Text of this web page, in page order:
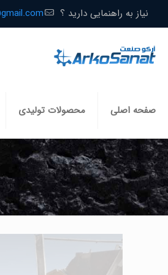
نیاز به راهنمایی دارید ؟
صفحه اصلی محصولات تولیدی